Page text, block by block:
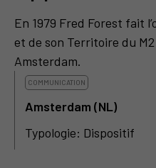
En 1979 Fred Forest fait
et de son Territoire du
Amsterdam.
COMMUNICATION
Amsterdam (NL)
Typologie: Dispositif